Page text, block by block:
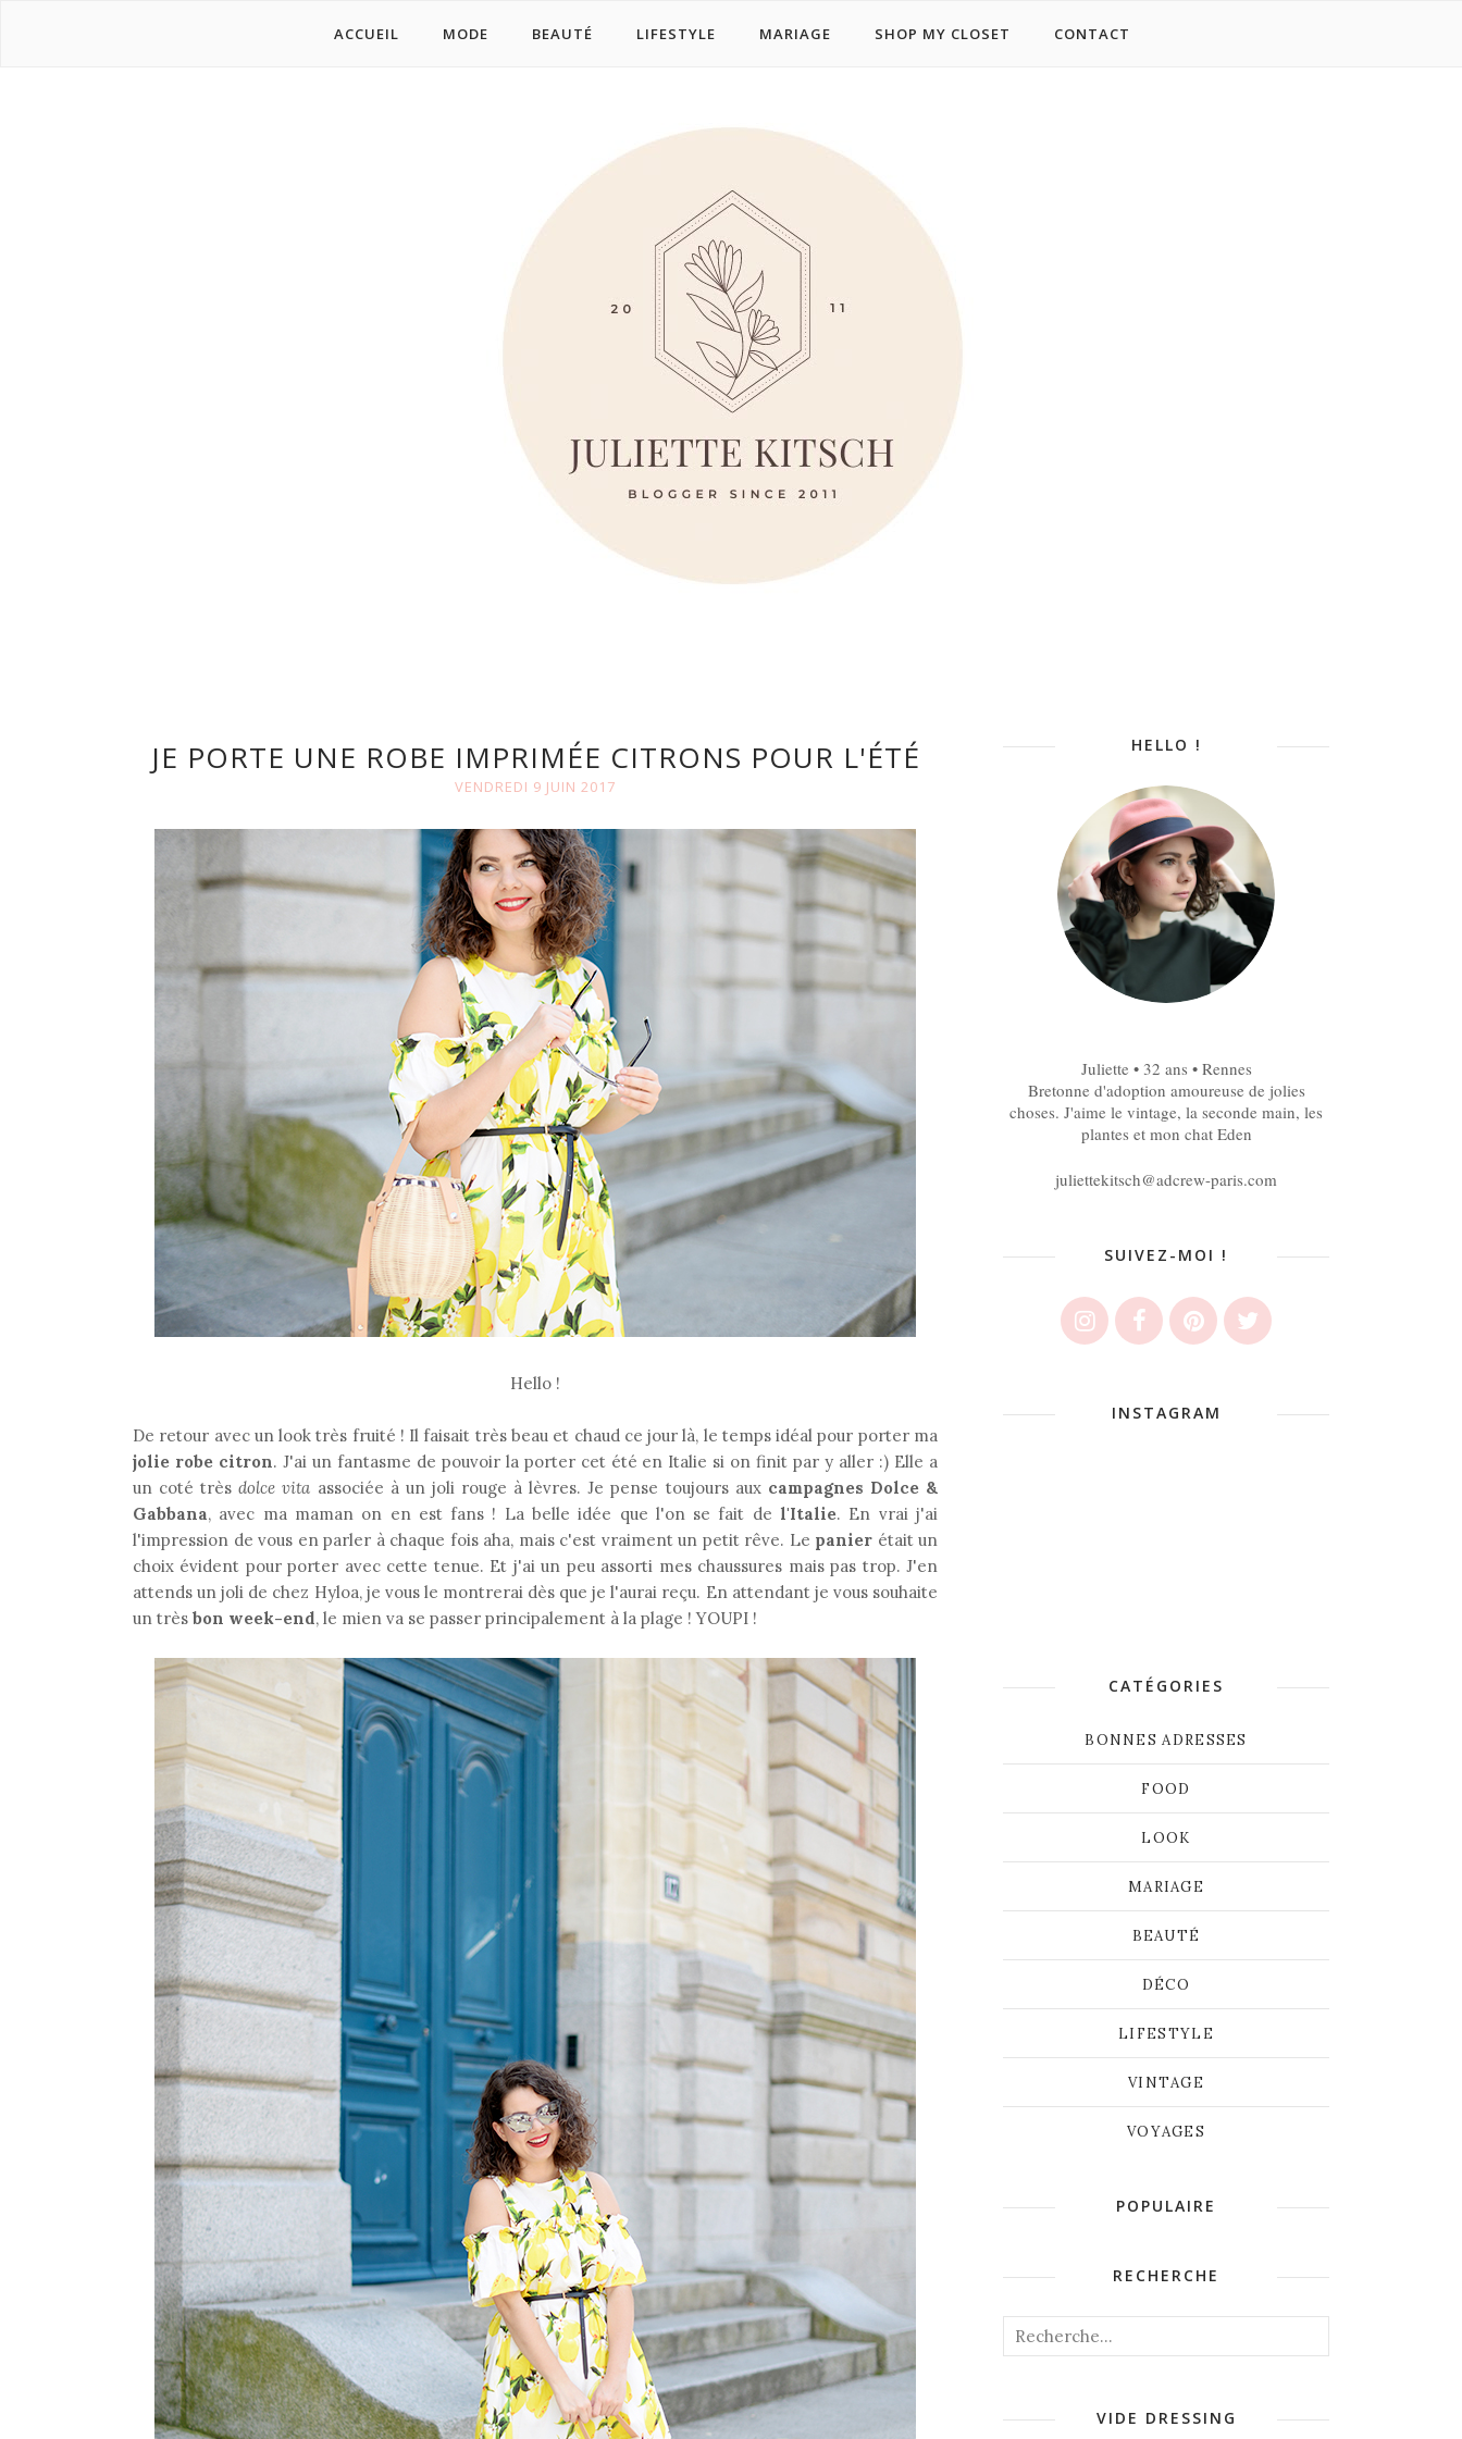
ACCUEIL MODE BEAUTÉ LIFESTYLE MARIAGE SHOP MY CLOSET CONTACT
JE PORTE UNE ROBE IMPRIMÉE CITRONS POUR L'ÉTÉ
VENDREDI 9 JUIN 2017
Hello !
De retour avec un look très fruité ! Il faisait très beau et chaud ce jour là, le temps idéal pour porter ma
jolie robe citron. J'ai un fantasme de pouvoir la porter cet été en Italie si on finit par y aller :) Elle a
un coté trèsdolce vita associée à un joli rouge à lèvres. Je pense toujours aux campagnes Dolce &
Gabbana, avec ma maman on en est fans ! La belle idée que l'on se fait de l'Italie. En vrai j'ai
l'impression de vous en parler à chaque fois aha, mais c'est vraiment un petit rêve. Le panier était un
choix évident pour porter avec cette tenue. Et j'ai un peu assorti mes chaussures mais pas trop. J'en
attends un joli de chez Hyloa, je vous le montrerai dès que je l'aurai reçu. En attendant je vous souhaite
un très bon week-end, le mien va se passer principalement à la plage ! YOUPI !
HELLO !
Juliette • 32 ans • Rennes
Bretonne d'adoption amoureuse de jolies
choses. J'aime le vintage, la seconde main, les
plantes et mon chat Eden
juliettekitsch@adcrew-paris.com
SUIVEZ-MOI !
INSTAGRAM
CATÉGORIES
BONNES ADRESSES
FOOD
LOOK
MARIAGE
BEAUTÉ
DÉCO
LIFESTYLE
VINTAGE
VOYAGES
POPULAIRE
RECHERCHE
VIDE DRESSING